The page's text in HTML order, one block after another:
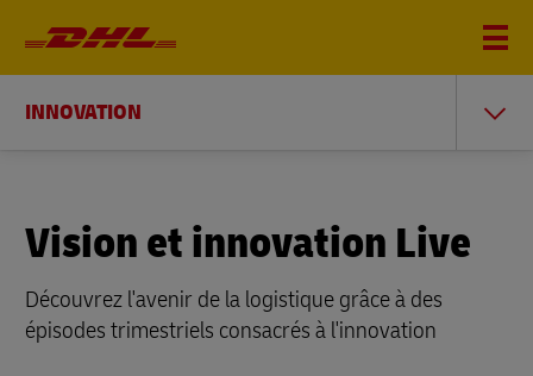
INNOVATION
Vision et innovation Live
Découvrez l'avenir de la logistique grâce à des
épisodes trimestriels consacrés à l'innovation